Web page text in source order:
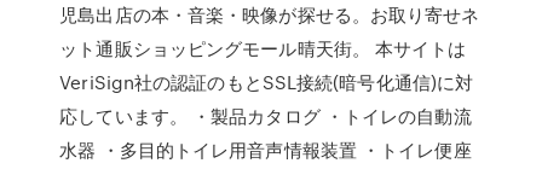
児島出店の本・音楽・映像が探せる。お取り寄せネ
ット通販ショッピングモール晴天街。 本サイトは
VeriSign社の認証のもとSSL接続(暗号化通信)に対
応しています。 ・製品カタログ ・トイレの自動流
水器 ・多目的トイレ用音声情報装置 ・トイレ便座